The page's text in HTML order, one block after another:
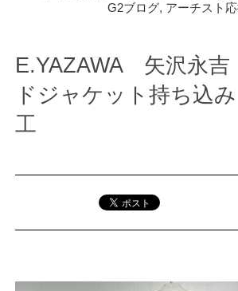
G2ブログ, アーチスト
E.YAZAWA 矢沢永
ドジャケット持ち込
工